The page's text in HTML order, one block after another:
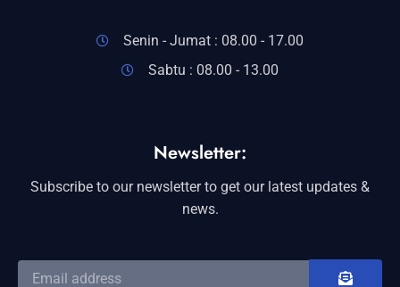
Senin - Jumat : 08.00 - 17.00
Sabtu : 08.00 - 13.00
Newsletter:
Subscribe to our newsletter to get our latest updates &
news.